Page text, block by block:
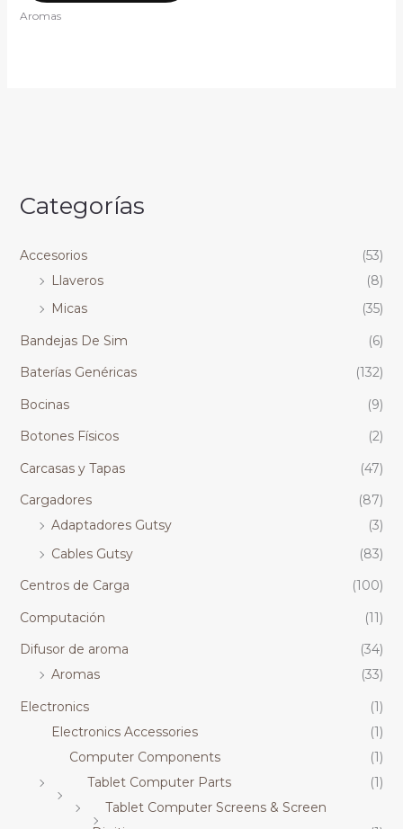
Aromas
Categorías
Accesorios
(53)
Llaveros
(8)
Micas
(35)
Bandejas De Sim
(6)
Baterías Genéricas
(132)
Bocinas
(9)
Botones Físicos
(2)
Carcasas y Tapas
(47)
Cargadores
(87)
Adaptadores Gutsy
(3)
Cables Gutsy
(83)
Centros de Carga
(100)
Computación
(11)
Difusor de aroma
(34)
Aromas
(33)
Electronics
(1)
Electronics Accessories
(1)
Computer Components
(1)
Tablet Computer Parts
(1)
Tablet Computer Screens & Screen